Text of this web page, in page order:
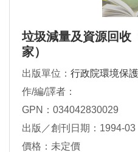
垃圾減量及資源回收
家）
出版單位： 行政院環境保
作/編/譯者：
GPN：034042830029
出版／創刊日期：1994-03
價格：未定價